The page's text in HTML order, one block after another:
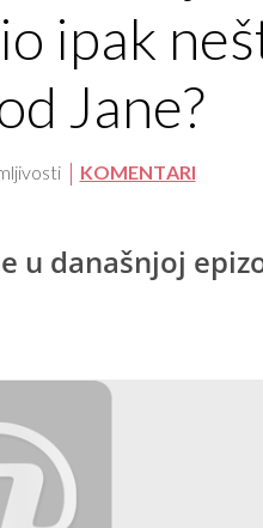
ipak
Jane?
KOMENTARI
u današnjoj